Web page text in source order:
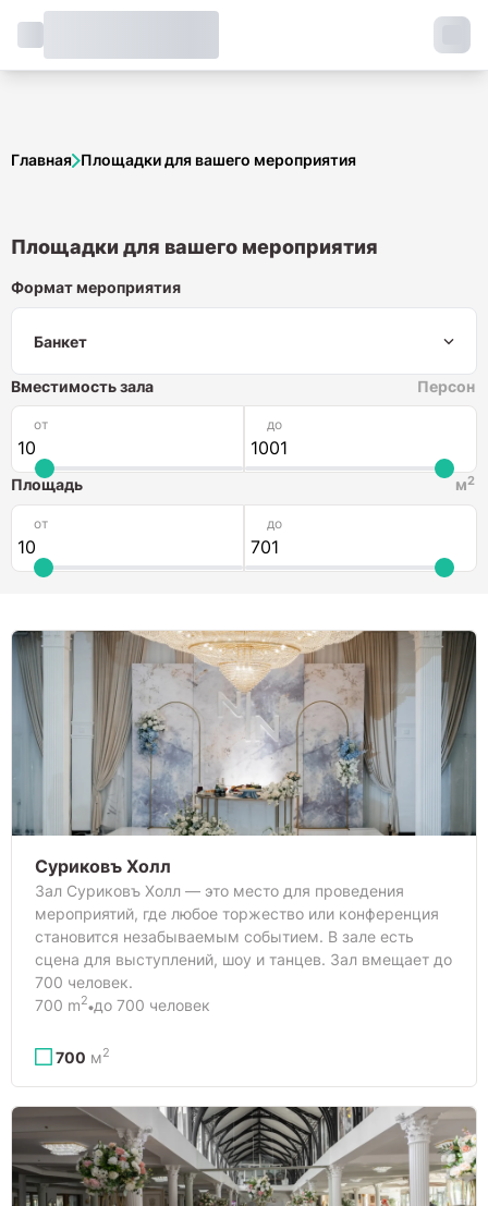
Главная Площадки для вашего мероприятия
Площадки для вашего мероприятия
Формат мероприятия
Формат мероприятия
Банкет
Вместимость зала Персон
от до
Площадь м2
от до
Суриковъ Холл
Зал Суриковъ Холл — это место для проведения
мероприятий, где любое торжество или конференция
становится незабываемым событием. В зале есть
сцена для выступлений, шоу и танцев. Зал вмещает до
700 человек.
700 m2 до 700 человек
700 м2